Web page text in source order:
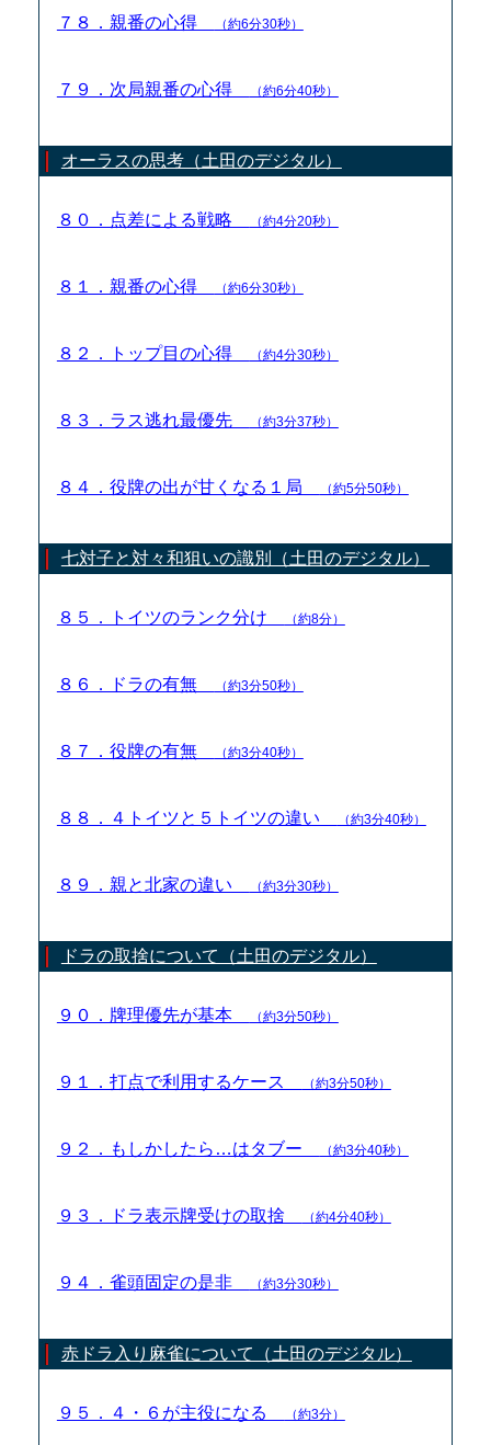
７８．親番の心得 （約6分30秒）
７９．次局親番の心得 （約6分40秒）
オーラスの思考（土田のデジタル）
８０．点差による戦略 （約4分20秒）
８１．親番の心得 （約6分30秒）
８２．トップ目の心得 （約4分30秒）
８３．ラス逃れ最優先 （約3分37秒）
８４．役牌の出が甘くなる１局 （約5分50秒）
七対子と対々和狙いの識別（土田のデジタル）
８５．トイツのランク分け （約8分）
８６．ドラの有無 （約3分50秒）
８７．役牌の有無 （約3分40秒）
８８．４トイツと５トイツの違い （約3分40秒）
８９．親と北家の違い （約3分30秒）
ドラの取捨について（土田のデジタル）
９０．牌理優先が基本 （約3分50秒）
９１．打点で利用するケース （約3分50秒）
９２．もしかしたら…はタブー （約3分40秒）
９３．ドラ表示牌受けの取捨 （約4分40秒）
９４．雀頭固定の是非 （約3分30秒）
赤ドラ入り麻雀について（土田のデジタル）
９５．４・６が主役になる （約3分）